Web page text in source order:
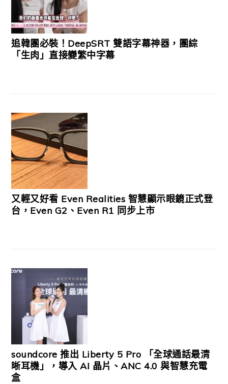
追韓團必裝！DeepSRT 雙語字幕神器，團綜
「生肉」直接變繁中字幕
又輕又好看 Even Realities 智慧顯示眼鏡正式登
台，Even G2、Even R1 同步上市
soundcore 推出 Liberty 5 Pro 「全球通話最清
晰耳機」，導入 AI 晶片、ANC 4.0 與智慧充電
盒